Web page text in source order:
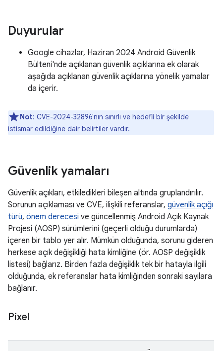
Duyurular
Google cihazlar, Haziran 2024 Android Güvenlik
Bülteni'nde açıklanan güvenlik açıklarına ek olarak
aşağıda açıklanan güvenlik açıklarına yönelik yamalar
da içerir.
Not: CVE-2024-32896'nın sınırlı ve hedefli bir şekilde
istismar edildiğine dair belirtiler vardır.
Güvenlik yamaları
Güvenlik açıkları, etkiledikleri bileşen altında gruplandırılır.
Sorunun açıklaması ve CVE, ilişkili referanslar, güvenlik açığı
türü, önem derecesi ve güncellenmiş Android Açık Kaynak
Projesi (AOSP) sürümlerini (geçerli olduğu durumlarda)
içeren bir tablo yer alır. Mümkün olduğunda, sorunu gideren
herkese açık değişikliği hata kimliğine (ör. AOSP değişiklik
listesi) bağlarız. Birden fazla değişiklik tek bir hatayla ilgili
olduğunda, ek referanslar hata kimliğinden sonraki sayılara
bağlanır.
Pixel